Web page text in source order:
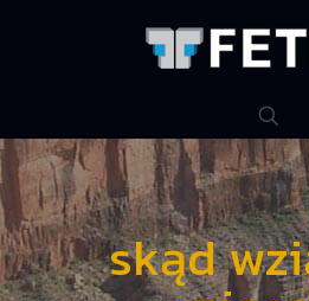
skąd